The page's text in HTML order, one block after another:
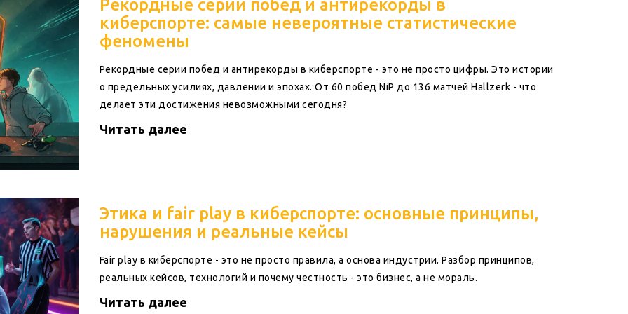
Рекордные серии побед и антирекорды в
киберспорте: самые невероятные статистические
феномены
Рекордные серии побед и антирекорды в киберспорте - это не просто цифры. Это истории
о предельных усилиях, давлении и эпохах. От 60 побед NiP до 136 матчей Hallzerk - что
делает эти достижения невозможными сегодня?
Читать далее
Этика и fair play в киберспорте: основные принципы,
нарушения и реальные кейсы
Fair play в киберспорте - это не просто правила, а основа индустрии. Разбор принципов,
реальных кейсов, технологий и почему честность - это бизнес, а не мораль.
Читать далее